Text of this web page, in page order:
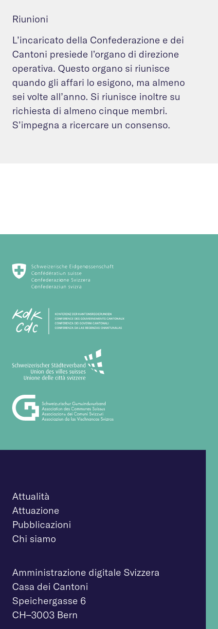
Riunioni
L’incaricato della Confederazione e dei
Cantoni presiede l’organo di direzione
operativa. Questo organo si riunisce
quando gli affari lo esigono, ma almeno
sei volte all’anno. Si riunisce inoltre su
richiesta di almeno cinque membri.
S’impegna a ricercare un consenso.
Attualità
Attuazione
Pubblicazioni
Chi siamo
Amministrazione digitale Svizzera
Casa dei Cantoni
Speichergasse 6
CH–3003 Bern